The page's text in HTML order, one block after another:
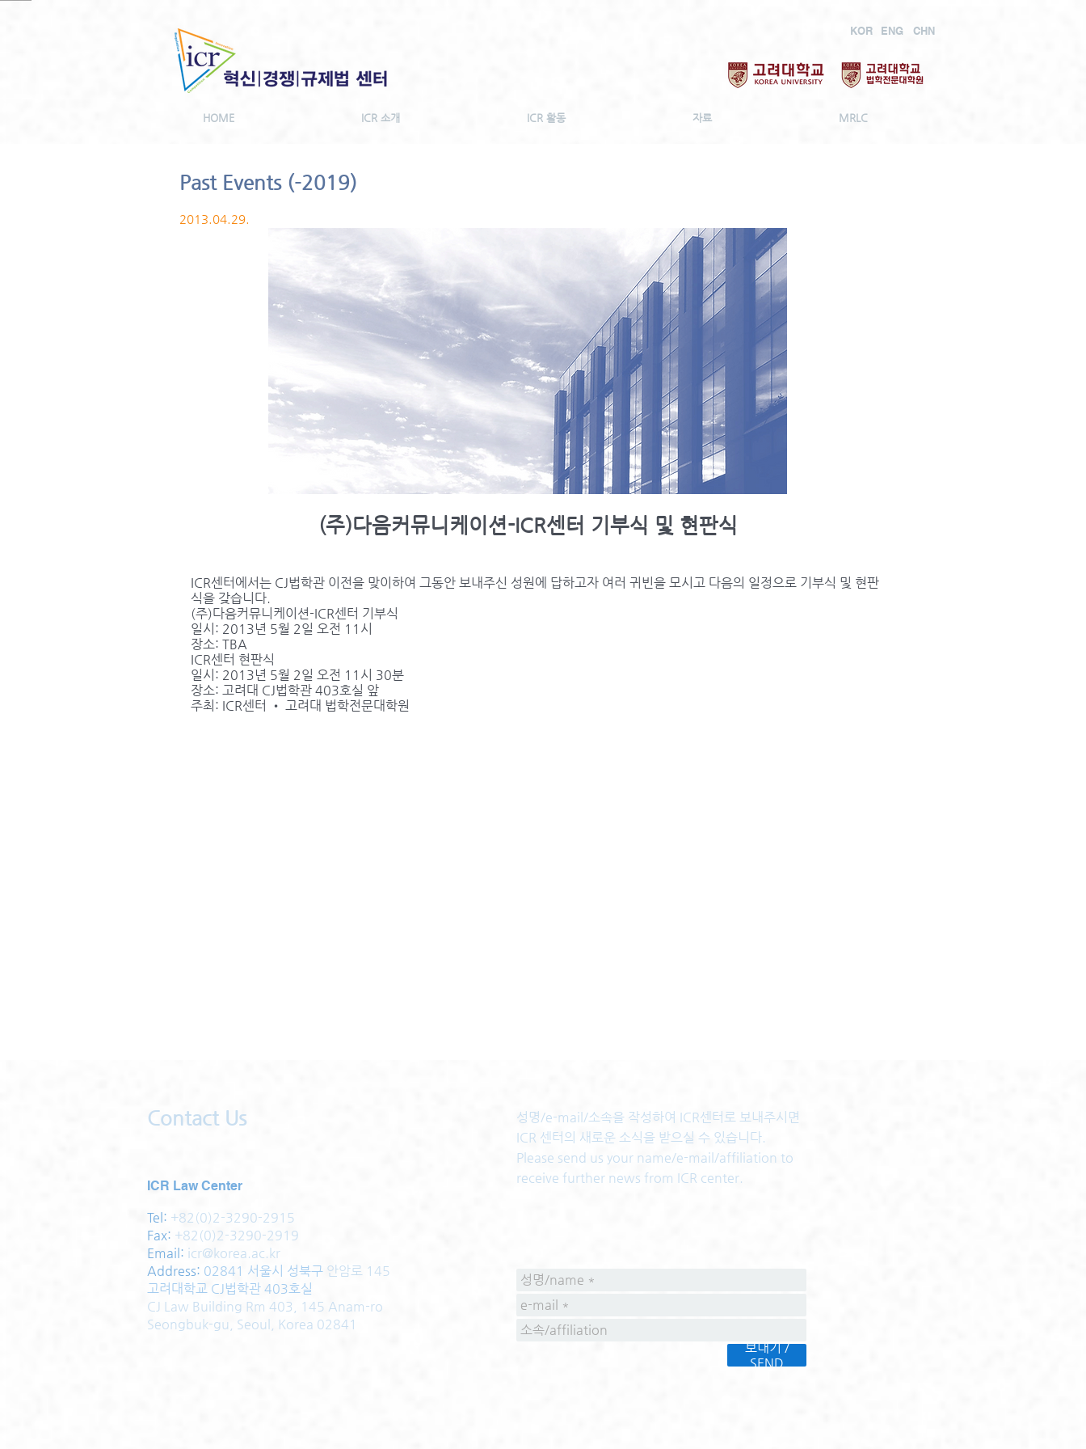
KOR ENG CHN
HOME ICR 소개 ICR 활동 자료 MRLC
Past Events (-2019)
2013.04.29.
(주)다음커뮤니케이션-ICR센터 기부식 및 현판식
ICR센터에서는 CJ법학관 이전을 맞이하여 그동안 보내주신 성원에 답하고자 여러 귀빈을 모시고 다음의 일정으로 기부식 및 현판
식을 갖습니다.
(주)다음커뮤니케이션-ICR센터 기부식
일시: 2013년 5월 2일 오전 11시
장소: TBA
ICR센터 현판식
일시: 2013년 5월 2일 오전 11시 30분
장소: 고려대 CJ법학관 403호실 앞
주최: ICR센터 • 고려대 법학전문대학원
Contact Us
ICR Law Center
Tel: +82(0)2-3290-2915
Fax: +82(0)2-3290-2919
Email: icr@korea.ac.kr
Address: 02841 서울시 성북구 안암로 145
고려대학교 CJ법학관 403호실
CJ Law Building Rm 403, 145 Anam-ro
Seongbuk-gu, Seoul, Korea 02841
성명/e-mail/소속을 작성하여 ICR센터로 보내주시면
ICR 센터의 새로운 소식을 받으실 수 있습니다.
Please send us your name/e-mail/affiliation to
receive further news from ICR center.
보내기 /
SEND